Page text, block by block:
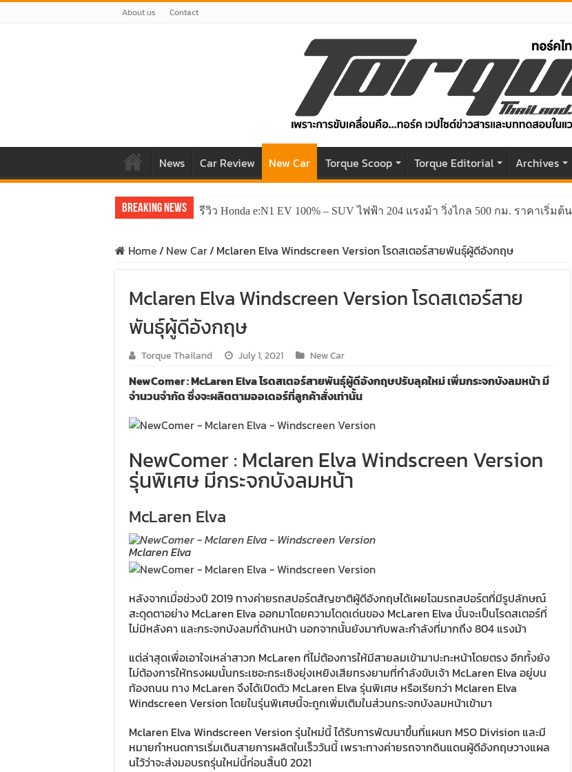
About us Contact
News Car Review New Car Torque Scoop Torque Editorial Archives
Breaking News รีวิว Honda e:N1 EV 100% – SUV ไฟฟ้า 204 แรงม้า วิ่งไกล 500 กม. ราคาเริ่มต้
รีวิว ลองขับ All New GWM HAVAL H6 ปรับโฉมหน้าใหม่หล่อกว่าเดิม พร้อมสม
Home/ New Car/ Mclaren Elva Windscreen Version โรดสเตอร์สายพันธุ์ผู้ดีอังกฤษ
Mclaren Elva Windscreen Version โรดสเตอร์สาย
พันธุ์ผู้ดีอังกฤษ
Torque Thailand July 1, 2021 New Car
NewComer : McLaren Elva โรดสเตอร์สายพันธุ์ผู้ดีอังกฤษปรับลุคใหม่ เพิ่มกระจกบังลมหน้า มี
จำนวนจำกัด ซึ่งจะผลิตตามออเดอร์ที่ลูกค้าสั่งเท่านั้น
NewComer : Mclaren Elva Windscreen Version
รุ่นพิเศษ มีกระจกบังลมหน้า
McLaren Elva
Mclaren Elva
หลังจากเมื่อช่วงปี 2019 ทางค่ายรถสปอร์ตสัญชาติผู้ดีอังกฤษได้เผยโฉมรถสปอร์ตที่มีรูปลักษณ์
สะดุดตาอย่าง McLaren Elva ออกมาโดยความโดดเด่นของ McLaren Elva นั้นจะเป็นโรดสเตอร์ที่
ไม่มีหลังคา และกระจกบังลมที่ด้านหน้า นอกจากนั้นยังมากับพละกำลังที่มากถึง 804 แรงม้า
แต่ล่าสุดเพื่อเอาใจเหล่าสาวก McLaren ที่ไม่ต้องการให้มีสายลมเข้ามาปะทะหน้าโดยตรง อีกทั้งยัง
ไม่ต้องการให้ทรงผมนั้นกระเซอะกระเซิงยุ่งเหยิงเสียทรงยามที่กำลังขับเจ้า McLaren Elva อยู่บน
ท้องถนน ทาง McLaren จึงได้เปิดตัว McLaren Elva รุ่นพิเศษ หรือเรียกว่า Mclaren Elva
Windscreen Version โดยในรุ่นพิเศษนี้จะถูกเพิ่มเติมในส่วนกระจกบังลมหน้าเข้ามา
Mclaren Elva Windscreen Version รุ่นใหม่นี้ ได้รับการพัฒนาขึ้นที่แผนก MSO Division และมี
หมายกำหนดการเริ่มเดินสายการผลิตในเร็ววันนี้ เพราะทางค่ายรถจากดินแดนผู้ดีอังกฤษวางแผล
นไว้ว่าจะส่งมอบรถรุ่นใหม่นี้ก่อนสิ้นปี 2021